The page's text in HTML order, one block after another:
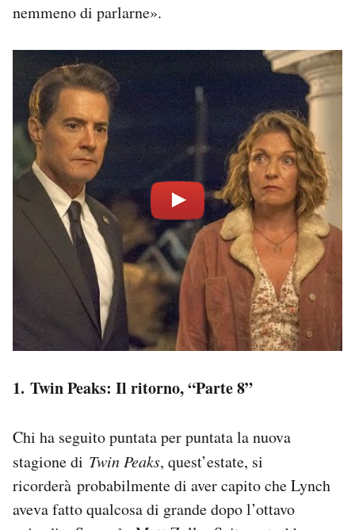
nemmeno di parlarne».
1. Twin Peaks: Il ritorno, “Parte 8”
Chi ha seguito puntata per puntata la nuova
stagione di Twin Peaks, quest’estate, si
ricorderà probabilmente di aver capito che Lynch
aveva fatto qualcosa di grande dopo l’ottavo